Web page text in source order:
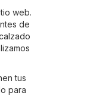
web.
de
tus
para